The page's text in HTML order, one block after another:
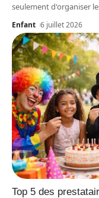
seulement d'organiser
Enfant 6 juillet 2026
Top 5 des